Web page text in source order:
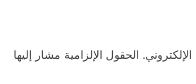
الحقول الإلزامية مشار إليها